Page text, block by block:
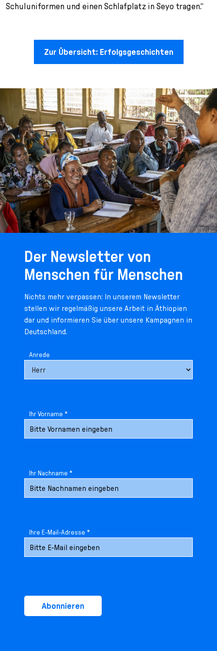
Schuluniformen und einen Schlafplatz in Seyo tragen.“
Zur Übersicht: Erfolgsgeschichten
Der Newsletter von
Menschen für Menschen
Nichts mehr verpassen: In unserem Newsletter
stellen wir regelmäßig unsere Arbeit in Äthiopien
dar und informieren Sie über unsere Kampagnen in
Deutschland.
Anrede
Ihr Vorname *
Ihr Nachname *
Ihre E-Mail-Adresse *
Abonnieren